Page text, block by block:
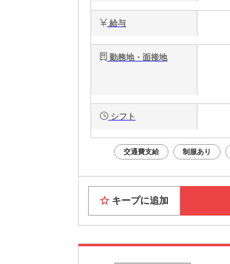
給与
勤務地・面接地
シフト
交通費支給 制服あり
キープに追加